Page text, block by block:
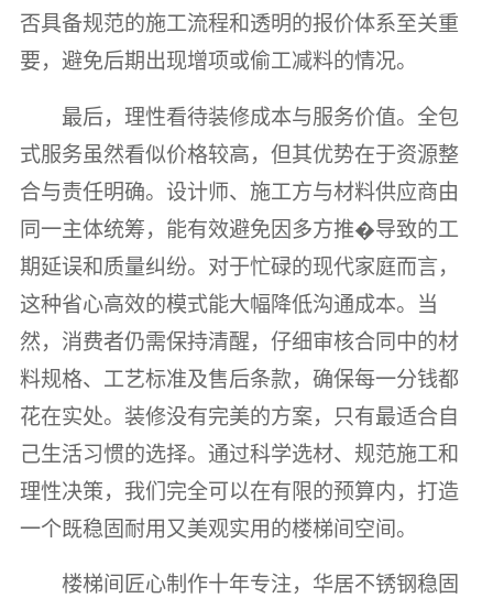
否具备规范的施工流程和透明的报价体系至关重
要，避免后期出现增项或偷工减料的情况。
最后，理性看待装修成本与服务价值。全包
式服务虽然看似价格较高，但其优势在于资源整
合与责任明确。设计师、施工方与材料供应商由
同一主体统筹，能有效避免因多方推�导致的工
期延误和质量纠纷。对于忙碌的现代家庭而言，
这种省心高效的模式能大幅降低沟通成本。当
然，消费者仍需保持清醒，仔细审核合同中的材
料规格、工艺标准及售后条款，确保每一分钱都
花在实处。装修没有完美的方案，只有最适合自
己生活习惯的选择。通过科学选材、规范施工和
理性决策，我们完全可以在有限的预算内，打造
一个既稳固耐用又美观实用的楼梯间空间。
楼梯间匠心制作十年专注，华居不锈钢稳固